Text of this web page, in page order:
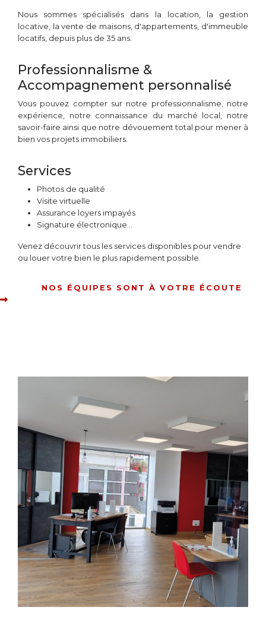
Nous sommes spécialisés dans la location, la gestion
locative, la vente de maisons, d'appartements, d'immeuble
locatifs, depuis plus de 35 ans.
Professionnalisme &
Accompagnement personnalisé
Vous pouvez compter sur notre professionnalisme, notre
expérience, notre connaissance du marché local, notre
savoir-faire ainsi que notre dévouement total pour mener à
bien vos projets immobiliers.
Services
Photos de qualité
Visite virtuelle
Assurance loyers impayés
Signature électronique...
Venez découvrir tous les services disponibles pour vendre
ou louer votre bien le plus rapidement possible.
NOS ÉQUIPES SONT À VOTRE ÉCOUTE